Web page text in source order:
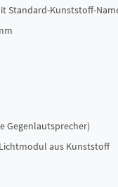
Standard-Kunststoff-
Gegenlautsprecher)
aus Kunststoff